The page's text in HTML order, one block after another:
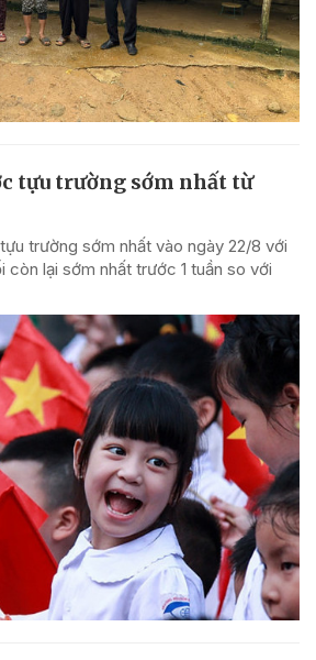
tựu trường sớm nhất từ
trường sớm nhất vào ngày 22/8 với
còn lại sớm nhất trước 1 tuần so với